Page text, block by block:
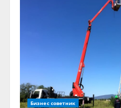
Бизнес советник